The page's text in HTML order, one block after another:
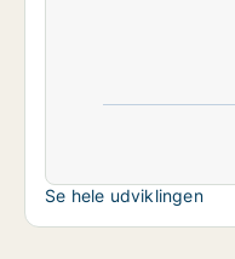
Se hele udviklingen